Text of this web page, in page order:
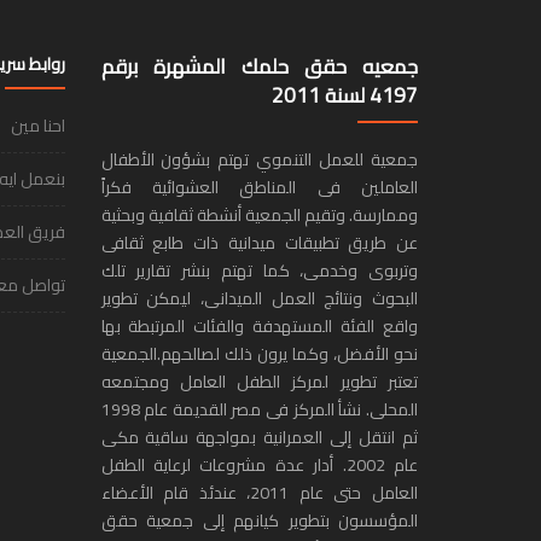
جمعيه حقق حلمك المشهرة برقم
4197 لسنة 2011
جمعية للعمل التنموي تهتم بشؤون الأطفال
العاملين فى المناطق العشوائية فكراً
وممارسة. وتقيم الجمعية أنشطة ثقافية وبحثية
عن طريق تطبيقات ميدانية ذات طابع ثقافى
وتربوى وخدمى، كما تهتم بنشر تقارير تلك
البحوث ونتائج العمل الميدانى، ليمكن تطوير
واقع الفئة المستهدفة والفئات المرتبطة بها
نحو الأفضل، وكما يرون ذلك لصالحهم.الجمعية
تعتبر تطوير لمركز الطفل العامل ومجتمعه
المحلى. نشأ المركز فى مصر القديمة عام 1998
ثم انتقل إلى العمرانية بمواجهة ساقية مكى
عام 2002. أدار عدة مشروعات لرعاية الطفل
العامل حتى عام 2011، عندئذ قام الأعضاء
المؤسسون بتطوير كيانهم إلى جمعية حقق
روابط
احنا مين
بنعمل ايه
فريق
تواصل